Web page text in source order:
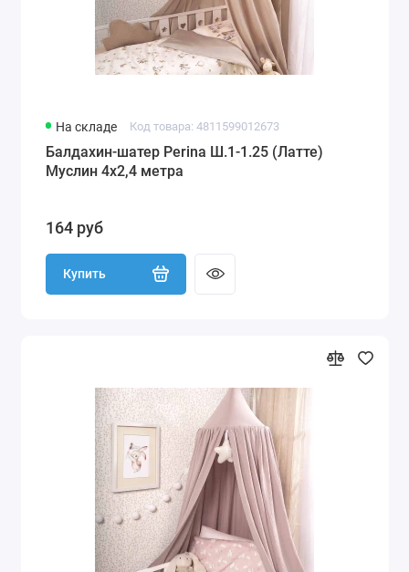
На складе Код товара: 4811599012673
Балдахин-шатер Perina Ш.1-1.25 (Латте)
Муслин 4х2,4 метра
164 руб
Купить